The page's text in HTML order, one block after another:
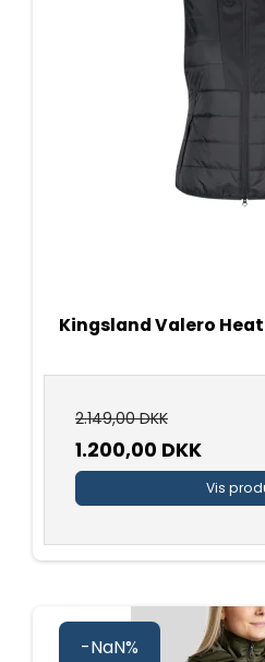
Kingsland Valero
2.149,00 DKK
1.200,00 DKK
Vis
-NaN%